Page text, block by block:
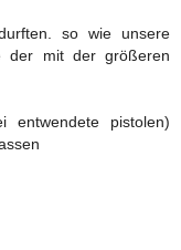
so wie unsere
der mit der größeren
entwendete pistolen)